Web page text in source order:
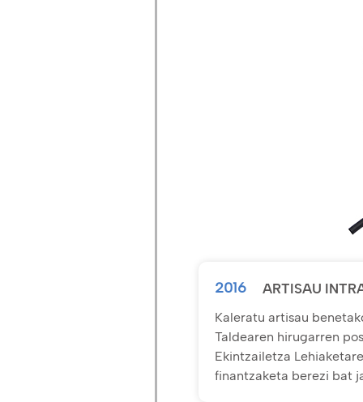
2016 ARTISAU
Kaleratu artisau
Taldearen hirugarren
Ekintzailetza
finantzaketa berezi bat